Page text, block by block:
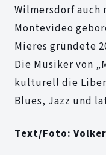
Wilmersdorf auch
Montevideo
Mieres gründete
Die Musiker von
kulturell die
Blues, Jazz und
Text/Foto: